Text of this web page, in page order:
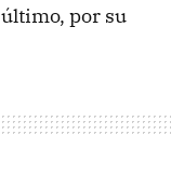
por su